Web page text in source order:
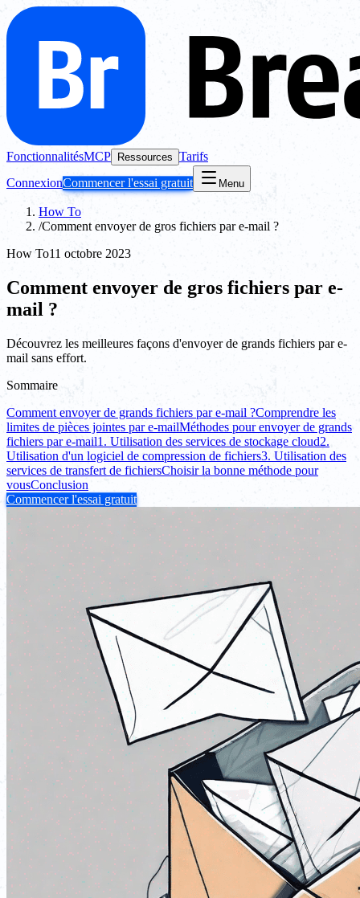
FonctionnalitésMCP Ressources Tarifs
ConnexionCommencer l'essai gratuit Menu
How To
/Comment envoyer de gros fichiers par e-mail ?
How To11 octobre 2023
Comment envoyer de gros fichiers par e-
mail ?
Découvrez les meilleures façons d'envoyer de grands fichiers par e-
mail sans effort.
Sommaire
Comment envoyer de grands fichiers par e-mail ?Comprendre les
limites de pièces jointes par e-mailMéthodes pour envoyer de grands
fichiers par e-mail1. Utilisation des services de stockage cloud2.
Utilisation d'un logiciel de compression de fichiers3. Utilisation des
services de transfert de fichiersChoisir la bonne méthode pour
vousConclusion
Commencer l'essai gratuit